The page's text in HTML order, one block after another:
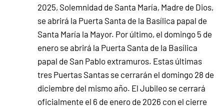
2025, Solemnidad de Santa María, Madre de Dios,
se abrirá la Puerta Santa de la Basílica papal de
Santa María la Mayor. Por último, el domingo 5 de
enero se abrirá la Puerta Santa de la Basílica
papal de San Pablo extramuros. Estas últimas
tres Puertas Santas se cerrarán el domingo 28 de
diciembre del mismo año. El Jubileo se cerrará
oficialmente el 6 de enero de 2026 con el cierre